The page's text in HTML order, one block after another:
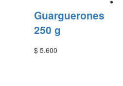
Guarguerones
250 g
$ 5.600